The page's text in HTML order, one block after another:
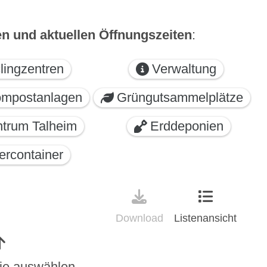
und aktuellen Öffnungszeiten: